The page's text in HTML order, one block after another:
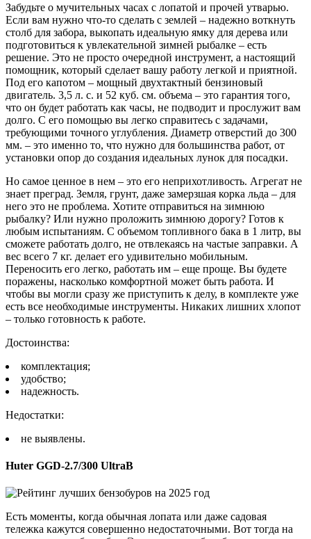
Забудьте о мучительных часах с лопатой и прочей утварью.
Если вам нужно что-то сделать с землей – надежно воткнуть
столб для забора, выкопать идеальную ямку для дерева или
подготовиться к увлекательной зимней рыбалке – есть
решение. Это не просто очередной инструмент, а настоящий
помощник, который сделает вашу работу легкой и приятной.
Под его капотом – мощный двухтактный бензиновый
двигатель. 3,5 л. с. и 52 куб. см. объема – это гарантия того,
что он будет работать как часы, не подводит и прослужит вам
долго. С его помощью вы легко справитесь с задачами,
требующими точного углубления. Диаметр отверстий до 300
мм. – это именно то, что нужно для большинства работ, от
установки опор до создания идеальных лунок для посадки.
Но самое ценное в нем – это его неприхотливость. Агрегат не
знает преград. Земля, грунт, даже замерзшая корка льда – для
него это не проблема. Хотите отправиться на зимнюю
рыбалку? Или нужно проложить зимнюю дорогу? Готов к
любым испытаниям. С объемом топливного бака в 1 литр, вы
сможете работать долго, не отвлекаясь на частые заправки. А
вес всего 7 кг. делает его удивительно мобильным.
Переносить его легко, работать им – еще проще. Вы будете
поражены, насколько комфортной может быть работа. И
чтобы вы могли сразу же приступить к делу, в комплекте уже
есть все необходимые инструменты. Никаких лишних хлопот
– только готовность к работе.
Достоинства:
комплектация;
удобство;
надежность.
Недостатки:
не выявлены.
Huter GGD-2.7/300 UltraB
Есть моменты, когда обычная лопата или даже садовая
тележка кажутся совершенно недостаточными. Вот тогда на